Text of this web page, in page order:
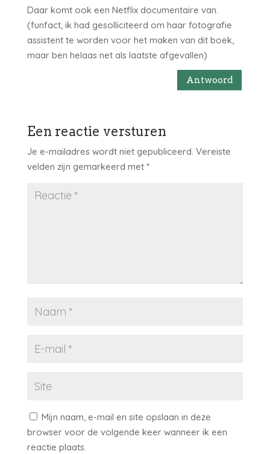
Daar komt ook een Netflix documentaire van.
(funfact, ik had gesolliciteerd om haar fotografie
assistent te worden voor het maken van dit boek,
maar ben helaas net als laatste afgevallen)
Antwoord
Een reactie versturen
Je e-mailadres wordt niet gepubliceerd. Vereiste
velden zijn gemarkeerd met *
Mijn naam, e-mail en site opslaan in deze
browser voor de volgende keer wanneer ik een
reactie plaats.